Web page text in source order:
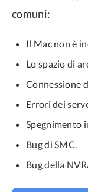
comuni:
Il Mac non è
Lo spazio di
Connessione
Errori dei
Spegnimento
Bug di SMC.
Bug della